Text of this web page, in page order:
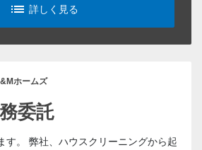
list_alt
詳しく見る
ホームズ
委託
す。 弊社、ハウスクリーニングから起